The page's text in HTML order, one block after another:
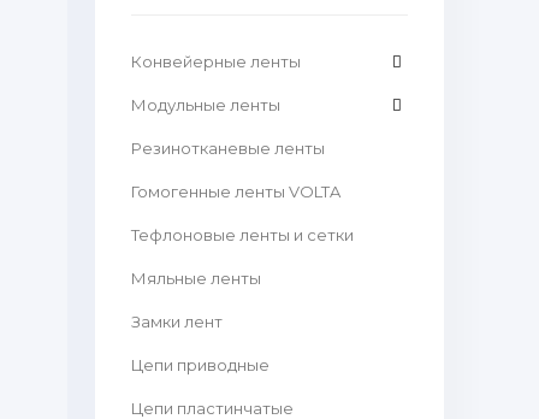
Конвейерные ленты
Модульные ленты
Резинотканевые ленты
Гомогенные ленты VOLTA
Тефлоновые ленты и сетки
Мяльные ленты
Замки лент
Цепи приводные
Цепи пластинчатые